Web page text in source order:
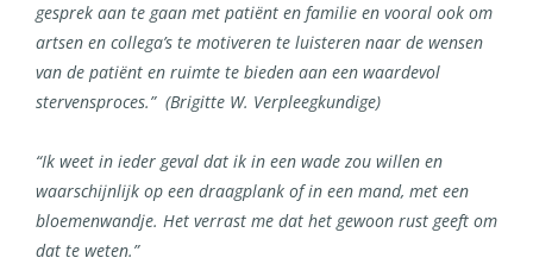
gesprek aan te gaan met patiënt en familie en vooral ook om
artsen en collega’s te motiveren te luisteren naar de wensen
van de patiënt en ruimte te bieden aan een waardevol
stervensproces.” (Brigitte W. Verpleegkundige)
“Ik weet in ieder geval dat ik in een wade zou willen en
waarschijnlijk op een draagplank of in een mand, met een
bloemenwandje. Het verrast me dat het gewoon rust geeft om
dat te weten.”